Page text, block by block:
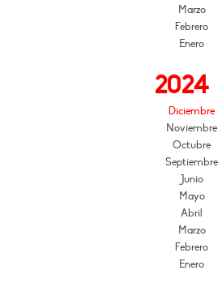
Marzo
Febrero
Enero
2024
Diciembre
Noviembre
Octubre
Septiembre
Junio
Mayo
Abril
Marzo
Febrero
Enero